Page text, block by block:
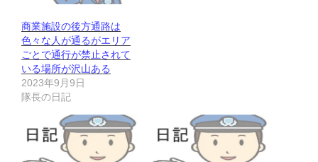
商業施設の後方通路は
色々な人が通るがエリア
ごとで通行が禁止されて
いる場所が沢山ある
2023年9月9日
隊長の日記